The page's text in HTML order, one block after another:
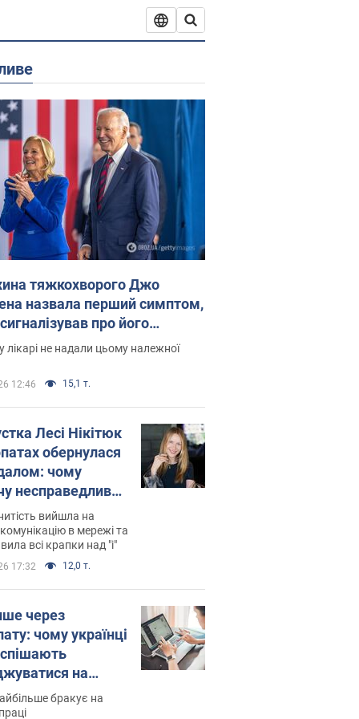
тяжкохворого Джо
назвала перший симптом,
про його
рак
лікарі не надали цьому належної
12:46 15,1 т.
Лесі Нікітюк
обернулася
чому
несправедливо
вийшла на
в мережі та
всі крапки над "і"
17:32 12,0 т.
через
чому українці
на
бракує на